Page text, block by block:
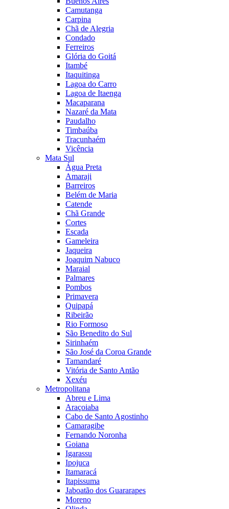
Camutanga
Carpina
Chã de Alegria
Condado
Ferreiros
Glória do Goitá
Itambé
Itaquitinga
Lagoa do Carro
Lagoa de Itaenga
Macaparana
Nazaré da Mata
Paudalho
Timbaúba
Tracunhaém
Vicência
Mata Sul
Água Preta
Amaraji
Barreiros
Belém de Maria
Catende
Chã Grande
Cortes
Escada
Gameleira
Jaqueira
Joaquim Nabuco
Maraial
Palmares
Pombos
Primavera
Quipapá
Ribeirão
Rio Formoso
São Benedito do Sul
Sirinhaém
São José da Coroa Grande
Tamandaré
Vitória de Santo Antão
Xexéu
Metropolitana
Abreu e Lima
Araçoiaba
Cabo de Santo Agostinho
Camaragibe
Fernando Noronha
Goiana
Igarassu
Ipojuca
Itamaracá
Itapissuma
Jaboatão dos Guararapes
Moreno